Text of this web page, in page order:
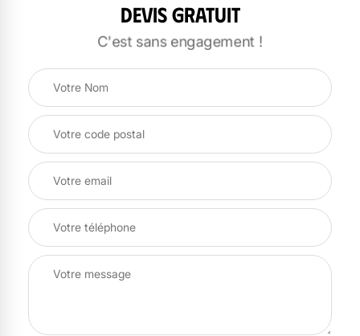
Devis gratuit
C'est sans engagement !